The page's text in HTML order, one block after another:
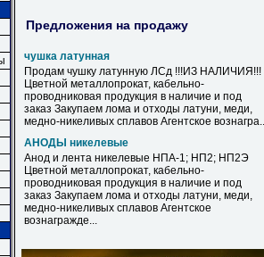
Предложения на продажу
чушка латунная
Продам чушку латунную ЛСд !!!ИЗ НАЛИЧИЯ!!!
Цветной металлопрокат, кабельно-
проводниковая продукция в наличие и под
заказ Закупаем лома и отходы латуни, меди,
медно-никеливых сплавов Агентское
АНОДЫ никелевые
Анод и лента никелевые НПА-1; НП2; НП2Э
Цветной металлопрокат, кабельно-
проводниковая продукция в наличие и под
заказ Закупаем лома и отходы латуни, меди,
медно-никеливых сплавов Агентское
вознагражде...